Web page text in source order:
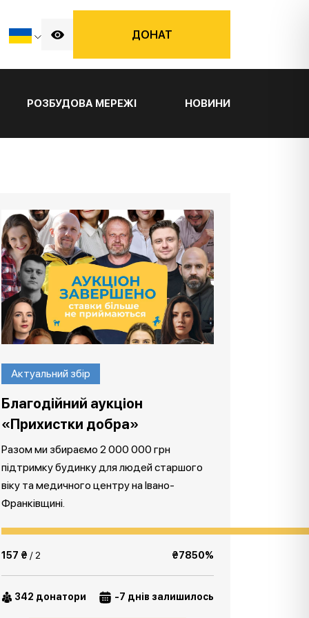
ДОНАТ
РОЗБУДОВА МЕРЕЖІ НОВИНИ
Актуальний збір
Благодійний аукціон
«Прихистки добра»
Разом ми збираємо 2 000 000 грн
підтримку будинку для людей старшого
віку та медичного центру на Івано-
Франківщині.
157 ₴ / 2 ₴7850%
342 донатори -7 днів залишилось